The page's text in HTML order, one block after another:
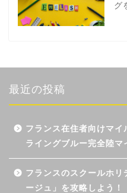
グ
最近の投稿
フランス在住者向けマ
ライングブルー完全陸マ
フランスのスクールホリ
ージュ」を攻略しよう！